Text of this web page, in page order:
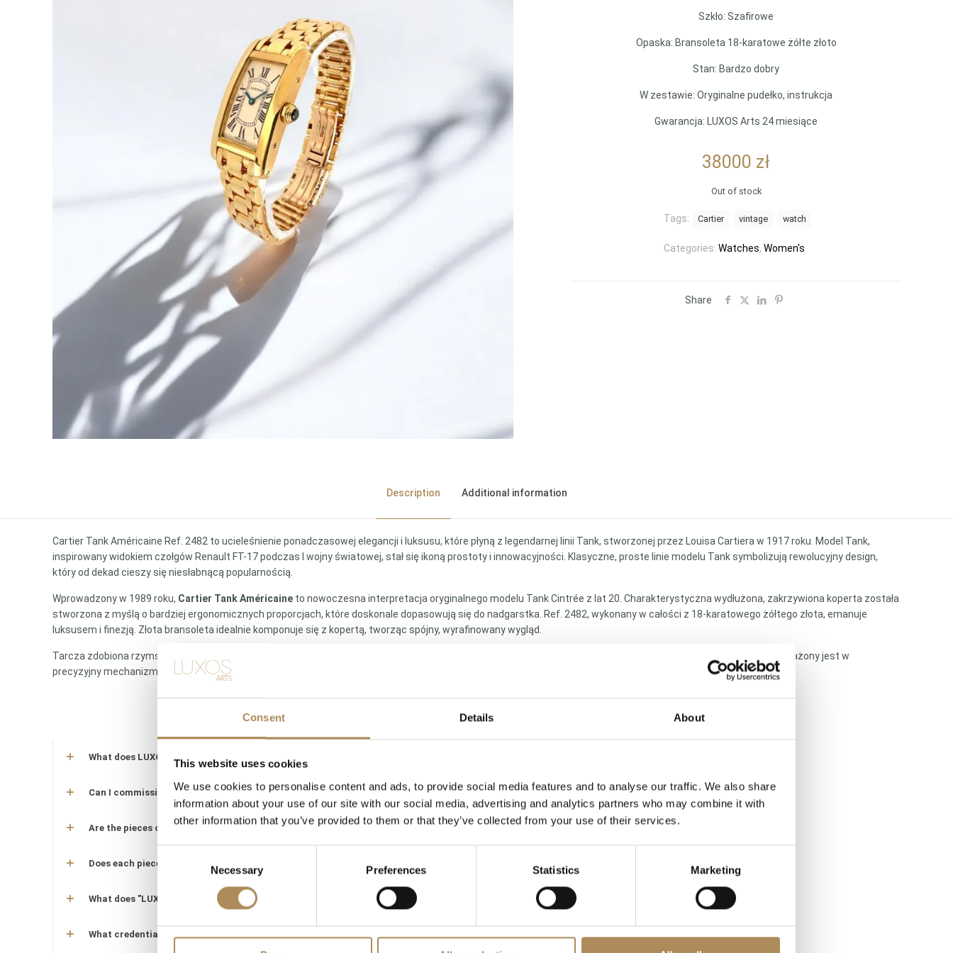
Consent Details About
This website uses cookies
We use cookies to personalise content and ads, to provide social media features and to analyse our traffic. We also share
information about your use of our site with our social media, advertising and analytics partners who may combine it with
other information that you’ve provided to them or that they’ve collected from your use of their services.
Necessary Preferences Statistics Marketing
Szkło: Szafirowe
Opaska: Bransoleta 18-karatowe żółte złoto
Stan: Bardzo dobry
W zestawie: Oryginalne pudełko, instrukcja
Gwarancja: LUXOS Arts 24 miesiące
38000 zł
Out of stock
Categories: Watches, Women's
Tags: Cartier vintage watch
Share
Description Additional information
Cartier Tank Américaine Ref. 2482 to ucieleśnienie ponadczasowej elegancji i luksusu, które płyną z legendarnej linii Tank, stworzonej przez Louisa Cartiera w 1917 roku. Model Tank,
inspirowany widokiem czołgów Renault FT-17 podczas I wojny światowej, stał się ikoną prostoty i innowacyjności. Klasyczne, proste linie modelu Tank symbolizują rewolucyjny design,
który od dekad cieszy się niesłabnącą popularnością.
Wprowadzony w 1989 roku, Cartier Tank Américaine to nowoczesna interpretacja oryginalnego modelu Tank Cintrée z lat 20. Charakterystyczna wydłużona, zakrzywiona koperta została
stworzona z myślą o bardziej ergonomicznych proporcjach, które doskonale dopasowują się do nadgarstka. Ref. 2482, wykonany w całości z 18-karatowego żółtego złota, emanuje
luksusem i finezją. Złota bransoleta idealnie komponuje się z kopertą, tworząc spójny, wyrafinowany wygląd.
Tarcza zdobiona rzymskimi cyframi oraz charakterystycznymi niebieskimi wskazówkami w stylu „gladius” to klasyczny element stylistyki Cartiera. Zegarek wyposażony jest w
precyzyjny mechanizm automatyczny, zapewniający niezawodność i długowieczność.
LUXOS Arts - Your Questions Answered
What does LUXOS Arts do?
Can I commission a bespoke piece or request sourcing of a specific item?
Are the pieces offered by LUXOS Arts authentic and of genuine value?
Does each piece include a certificate of authenticity?
What does "LUXOS Arts Certified Selection" signify?
What credentials does the LUXOS Arts team possess?